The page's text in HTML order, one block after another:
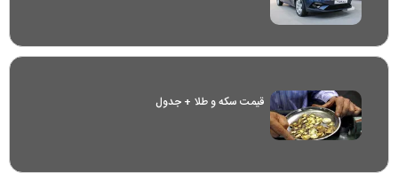
قیمت سکه و طلا + جدول